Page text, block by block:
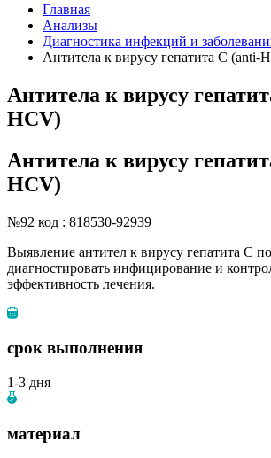
Главная
Анализы
Диагностика инфекций и
Антитела к вирусу гепатита С (anti-
Антитела к вирусу
HCV)
Антитела к вирусу
HCV)
№92 код : 818530-92939
Выявление антител к вирусу гепатита С
диагностировать инфицирование и
эффективность лечения.
срок выполнения
1-3 дня
материал